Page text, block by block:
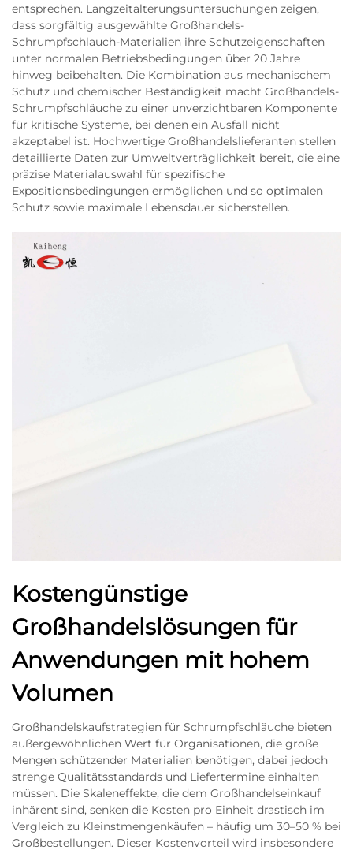
entsprechen. Langzeitalterungsuntersuchungen zeigen,
dass sorgfältig ausgewählte Großhandels-
Schrumpfschlauch-Materialien ihre Schutzeigenschaften
unter normalen Betriebsbedingungen über 20 Jahre
hinweg beibehalten. Die Kombination aus mechanischem
Schutz und chemischer Beständigkeit macht Großhandels-
Schrumpfschläuche zu einer unverzichtbaren Komponente
für kritische Systeme, bei denen ein Ausfall nicht
akzeptabel ist. Hochwertige Großhandelslieferanten stellen
detaillierte Daten zur Umweltverträglichkeit bereit, die eine
präzise Materialauswahl für spezifische
Expositionsbedingungen ermöglichen und so optimalen
Schutz sowie maximale Lebensdauer sicherstellen.
Kostengünstige
Großhandelslösungen für
Anwendungen mit hohem
Volumen
Großhandelskaufstrategien für Schrumpfschläuche bieten
außergewöhnlichen Wert für Organisationen, die große
Mengen schützender Materialien benötigen, dabei jedoch
strenge Qualitätsstandards und Liefertermine einhalten
müssen. Die Skaleneffekte, die dem Großhandelseinkauf
inhärent sind, senken die Kosten pro Einheit drastisch im
Vergleich zu Kleinstmengenkäufen – häufig um 30–50 % bei
Großbestellungen. Dieser Kostenvorteil wird insbesondere